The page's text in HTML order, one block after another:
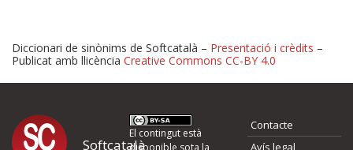
Proposeu-nos millores o
Diccionari de sinònims de Softcatalà – Presentació i crèdits –
Publicat amb llicència Creative Commons CC-BY 4.0
Softcatalà
El contingut està
disponible sota la
Contacte
Avís legal